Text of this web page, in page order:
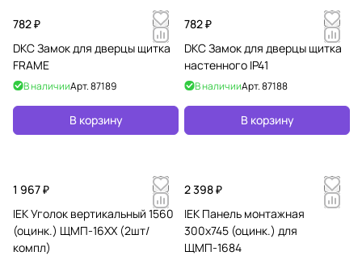
782 ₽
DKC Замок для дверцы щитка
FRAME
В наличииАрт.87189
В корзину
782 ₽
DKC Замок для дверцы щитка
настенного IP41
В наличииАрт.87188
В корзину
1 967 ₽
IEK Уголок вертикальный 1560
(оцинк.) ЩМП-16ХХ (2шт/
компл)
2 398 ₽
IEK Панель монтажная
300х745 (оцинк.) для
ЩМП-1684